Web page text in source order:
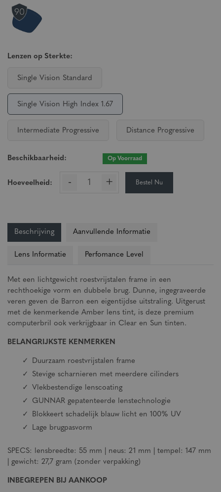
Lenzen op Sterkte:
Single Vision Standard
Single Vision High Index 1.67
Intermediate Progressive Distance Progressive
Beschikbaarheid: Op Voorraad
Hoeveelheid: - + Bestel Nu
Beschrijving Aanvullende Informatie
Lens Informatie Perfomance Level
Met een lichtgewicht roestvrijstalen frame in een
rechthoekige vorm en dubbele brug. Dunne, ingegraveerde
veren geven de Barron een eigentijdse uitstraling. Uitgerust
met de kenmerkende Amber lens tint, is deze premium
computerbril ook verkrijgbaar in Clear en Sun tinten.
BELANGRIJKSTE KENMERKEN
Duurzaam roestvrijstalen frame
Stevige scharnieren met meerdere cilinders
Vlekbestendige lenscoating
GUNNAR gepatenteerde lenstechnologie
Blokkeert schadelijk blauw licht en 100% UV
Lage brugpasvorm
SPECS: lensbreedte: 55 mm | neus: 21 mm | tempel: 147 mm
| gewicht: 27,7 gram (zonder verpakking)
INBEGREPEN BIJ AANKOOP